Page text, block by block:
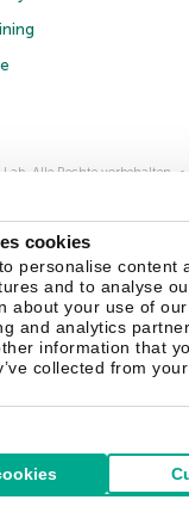
cookies
personalise content
and to analyse
about your use of
and analytics
information that
collected from
Alle Rechte vorbehalten.
für B2B-Vertriebspartner
Partner Blog
Weitere
Blog Enzyklopädie
Schweiz